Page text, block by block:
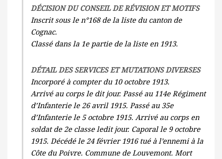
DÉCISION DU CONSEIL DE RÉVISION ET MOTIFS
Inscrit sous le n°168 de la liste du canton de
Cognac.
Classé dans la 1e partie de la liste en 1913.
DÉTAIL DES SERVICES ET MUTATIONS DIVERSES
Incorporé à compter du 10 octobre 1913.
Arrivé au corps le dit jour. Passé au 114e Régiment
d’Infanterie le 26 avril 1915. Passé au 35e
d’Infanterie le 5 octobre 1915. Arrivé au corps en
soldat de 2e classe ledit jour. Caporal le 9 octobre
1915. Décédé le 24 février 1916 tué à l’ennemi à la
Côte du Poivre. Commune de Louvemont. Mort